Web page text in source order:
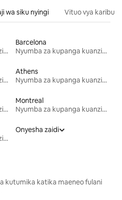
wa siku nyingi Vituo vya karibu
Nyumba za kupanga kuanzia mwezi mmoja
Barcelona
Nyumba za kupanga kuanzia mwezi mmoja
Nyumba za kupanga kuanzia mwezi mmoja
Athens
Nyumba za kupanga kuanzia mwezi mmoja
Nyumba za kupanga kuanzia mwezi mmoja
Montreal
Nyumba za kupanga kuanzia mwezi mmoja
Nyumba za kupanga kuanzia mwezi mmoja
Onyesha zaidi
kutumika katika maeneo fulani